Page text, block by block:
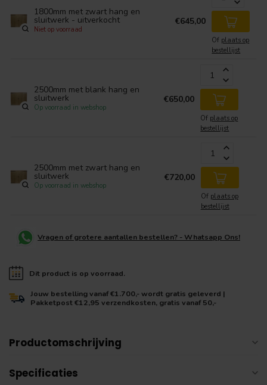
1800mm met zwart hang en
sluitwerk - uitverkocht
Niet op voorraad
€645,00
Of plaats op
bestellijst
2500mm met blank hang en
sluitwerk
Op voorraad in webshop
€650,00
Of plaats op
bestellijst
2500mm met zwart hang en
sluitwerk
Op voorraad in webshop
€720,00
Of plaats op
bestellijst
Vragen of grotere aantallen bestellen? - Whatsapp Ons!
Dit product is op voorraad.
Jouw bestelling vanaf €1.700,- wordt gratis geleverd |
Pakketpost €12,95 verzendkosten, gratis vanaf 50,-
Productomschrijving
Specificaties